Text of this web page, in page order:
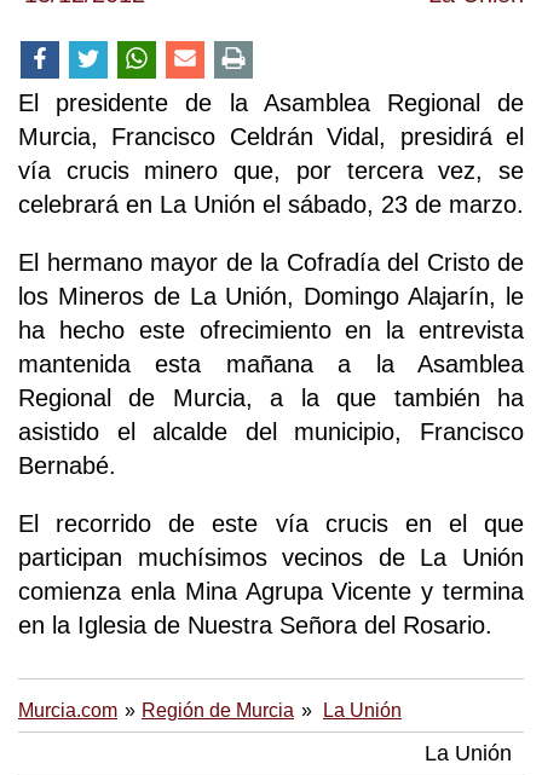
El presidente de la Asamblea Regional de
Murcia, Francisco Celdrán Vidal, presidirá el
vía crucis minero que, por tercera vez, se
celebrará en La Unión el sábado, 23 de marzo.
El hermano mayor de la Cofradía del Cristo de
los Mineros de La Unión, Domingo Alajarín, le
ha hecho este ofrecimiento en la entrevista
mantenida esta mañana a la Asamblea
Regional de Murcia, a la que también ha
asistido el alcalde del municipio, Francisco
Bernabé.
El recorrido de este vía crucis en el que
participan muchísimos vecinos de La Unión
comienza enla Mina Agrupa Vicente y termina
en la Iglesia de Nuestra Señora del Rosario.
Murcia.com Región de Murcia La Unión
La Unión